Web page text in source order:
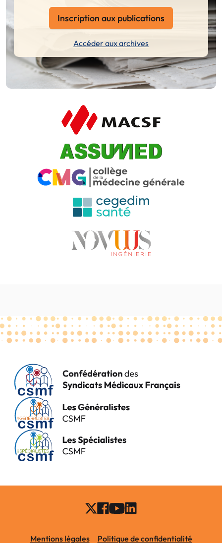
Inscription aux publications
Accéder aux archives
Mentions légales Politique de confidentialité